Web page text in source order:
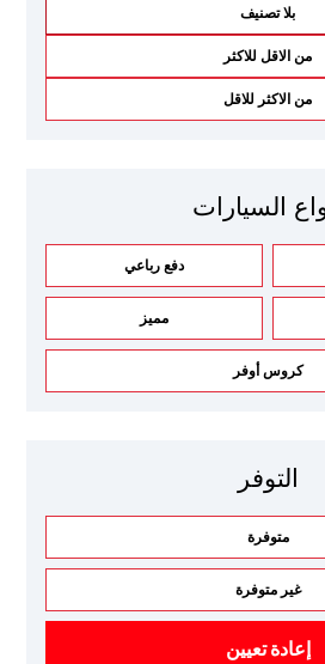
بلا تصنيف
من الاقل للاكثر
من الاكثر للاقل
السيارات
دفع رباعي
مميز
كروس أوفر
التوفر
متوفرة
غير متوفرة
إعادة تعيين